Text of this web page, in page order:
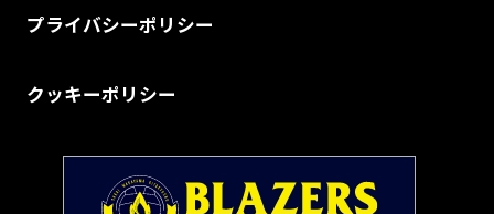
プライバシーポリシー
クッキーポリシー